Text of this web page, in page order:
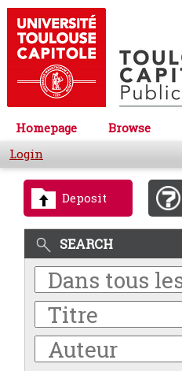
Homepage Browse
Login
Deposit
SEARCH